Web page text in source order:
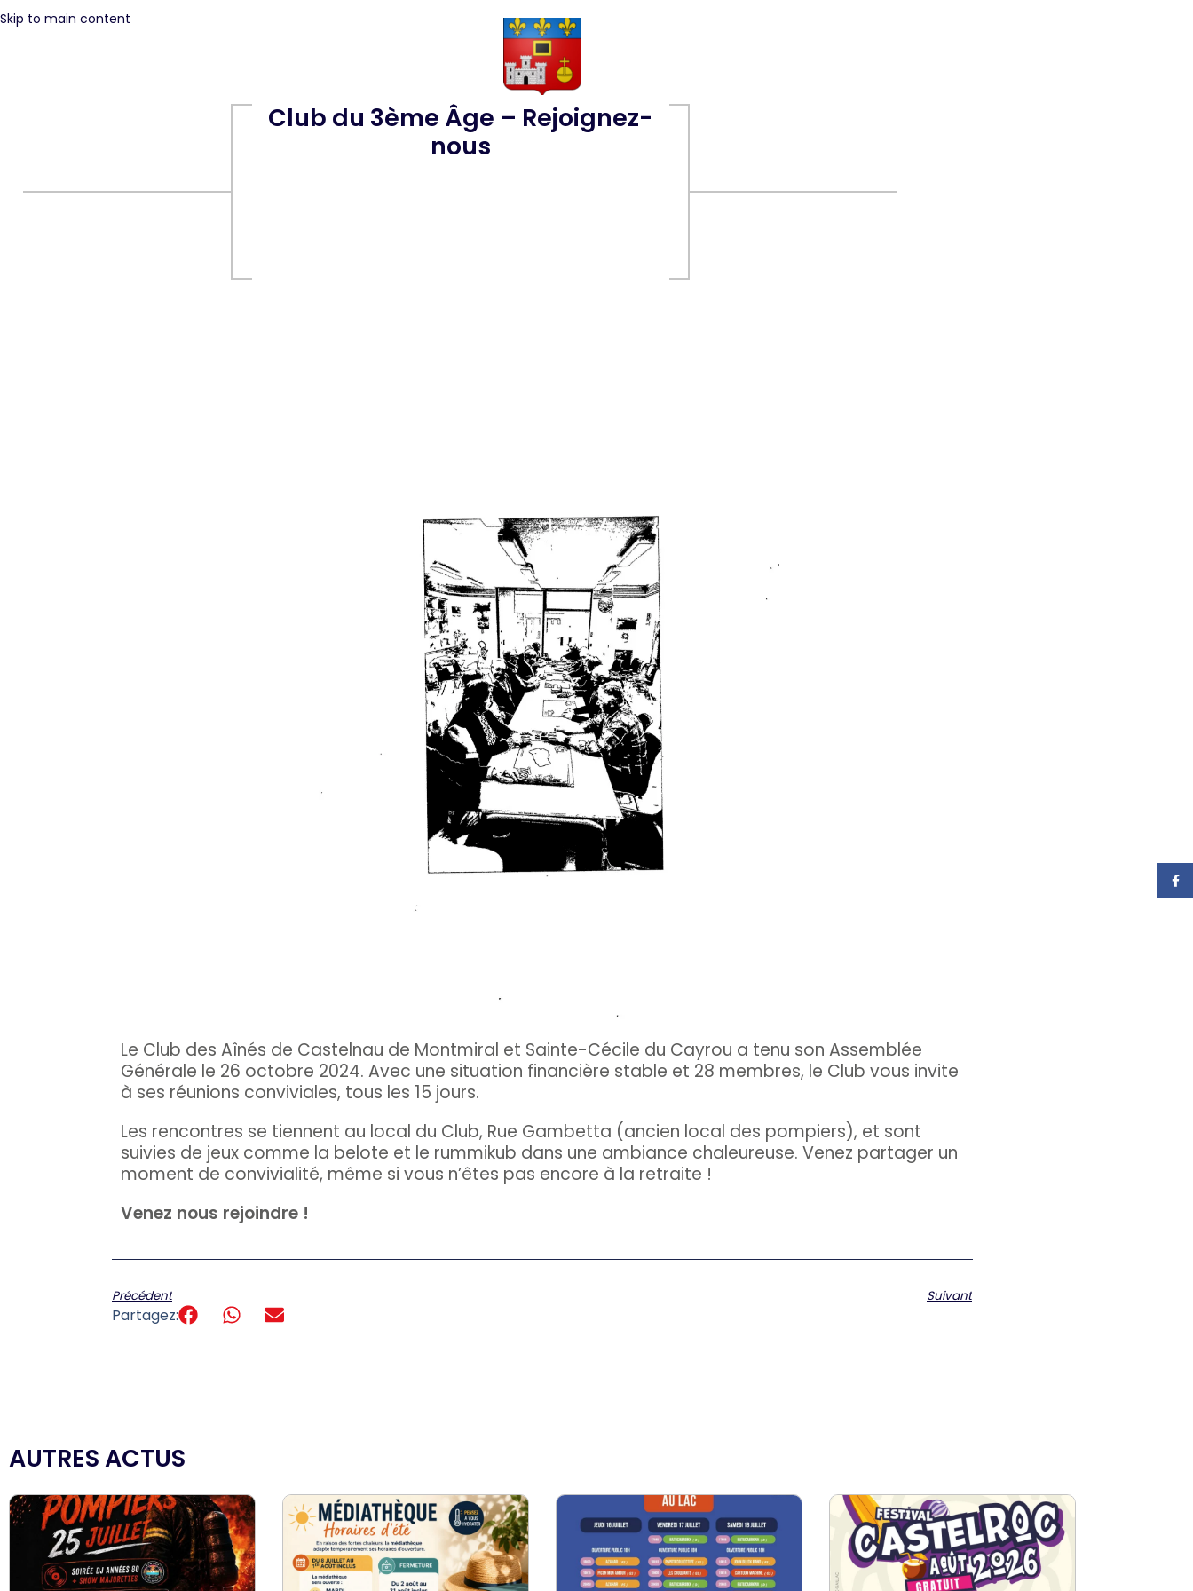
Skip to main content
Club du 3ème Âge – Rejoignez-
nous
Le Club des Aînés de Castelnau de Montmiral et Sainte-Cécile du Cayrou a tenu son Assemblée
Générale le 26 octobre 2024. Avec une situation financière stable et 28 membres, le Club vous invite
à ses réunions conviviales, tous les 15 jours.
Les rencontres se tiennent au local du Club, Rue Gambetta (ancien local des pompiers), et sont
suivies de jeux comme la belote et le rummikub dans une ambiance chaleureuse. Venez partager un
moment de convivialité, même si vous n’êtes pas encore à la retraite !
Venez nous rejoindre !
Précédent Suivant
Partagez:
AUTRES ACTUS